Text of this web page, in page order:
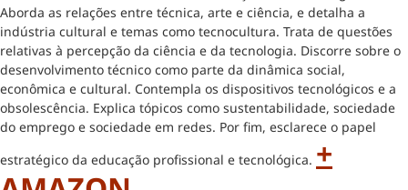
Aborda as relações entre técnica, arte e ciência, e detalha a
indústria cultural e temas como tecnocultura. Trata de questões
relativas à percepção da ciência e da tecnologia. Discorre sobre o
desenvolvimento técnico como parte da dinâmica social,
econômica e cultural. Contempla os dispositivos tecnológicos e a
obsolescência. Explica tópicos como sustentabilidade, sociedade
do emprego e sociedade em redes. Por fim, esclarece o papel
estratégico da educação profissional e tecnológica. +